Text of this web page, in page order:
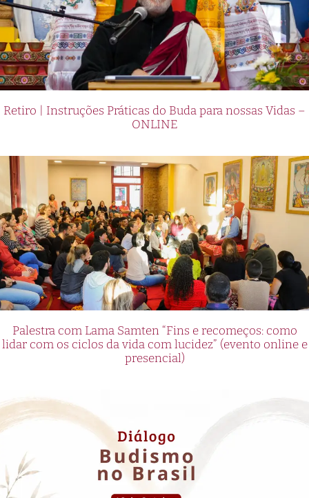
Retiro | Instruções Práticas do Buda para nossas Vidas –
ONLINE
Palestra com Lama Samten “Fins e recomeços: como
lidar com os ciclos da vida com lucidez” (evento online e
presencial)